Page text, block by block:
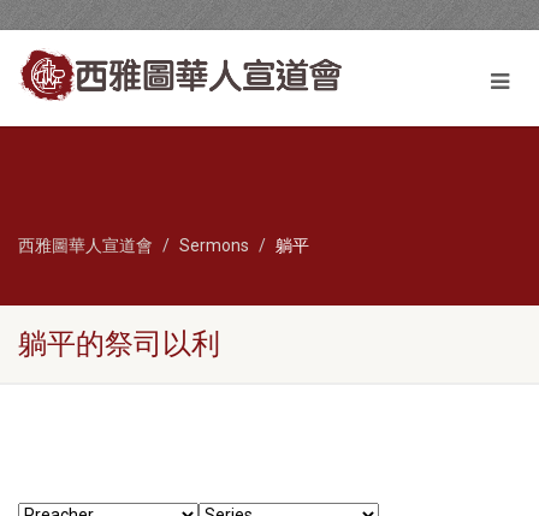
西雅圖華人宣道會 Sermons 躺平
躺平的祭司以利